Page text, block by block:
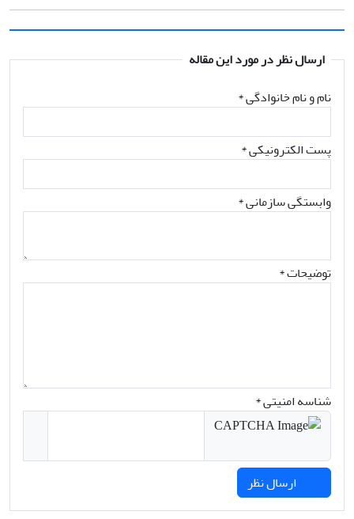
ارسال نظر در مورد این مقاله
نام و نام خانوادگی*
پست الکترونیکی*
وابستگی سازمانی *
توضیحات *
شناسه امنیتی *